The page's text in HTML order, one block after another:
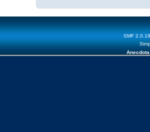
SMF 2.0.19
Anecdota